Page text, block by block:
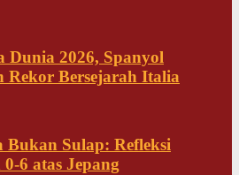
Dunia 2026, Spanyol
Rekor Bersejarah Italia
Bukan Sulap: Refleksi
6 atas Jepang